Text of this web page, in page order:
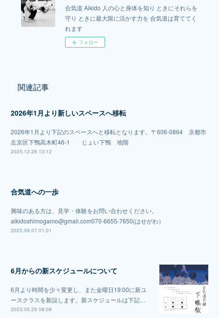
合気道 Aikido 人の心と身体を知り ときにそれらを
守り ときに最大限に活かす力を 合気道は育ててく
れます
フォロー
関連記事
2026年1月より新しいスペースへ移転
2026年1月より下記のスペースへと移転となります。〒606-0864 京都市
左京区下鴨高木町46-1 じょい下鴨 地階
2025.12.28 13:12
合気道への一歩
興味のある方は、見学・体験をお問い合わせください。
aikidoshimogamo@gmail.com070-6655-7650(はせがわ）
2023.09.07 01:31
6月からの新スケジュールについて
6月より時間を少々変更し、また金曜日19:00に新ユ
ースクラスを新設します。新スケジュールは下記…
2023.05.29 08:08